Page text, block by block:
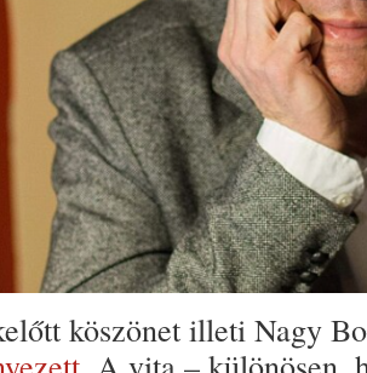
köszönet illeti Nagy